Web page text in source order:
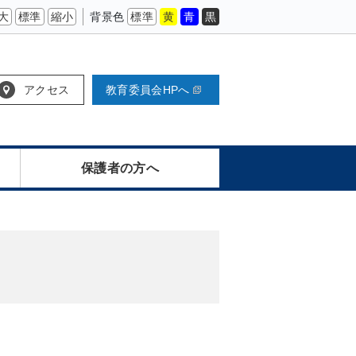
標準 縮小 背景色 標準 黄 青 黒
アクセス 教育委員会HPへ
保護者の方へ